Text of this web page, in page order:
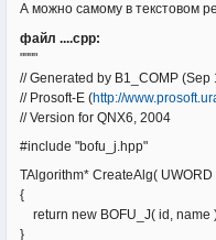
А можно самому в текстовом
файл ....срр:
""""
// Generated by B1_COMP (Sep
// Prosoft-E (http://
// Version for QNX6, 2004
#include "bofu_j.hpp"
TAlgorithm* CreateAlg(
{
return new BOFU_J( id, name
}